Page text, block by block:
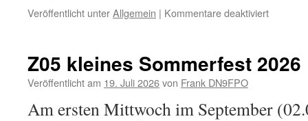
Veröffentlicht unterAllgemein | Kommentare deaktiviertfür
67Hz
Z05 kleines Sommerfest 2026
Veröffentlicht am 19. Juli 2026von Frank DN9FPO
Am ersten Mittwoch im September